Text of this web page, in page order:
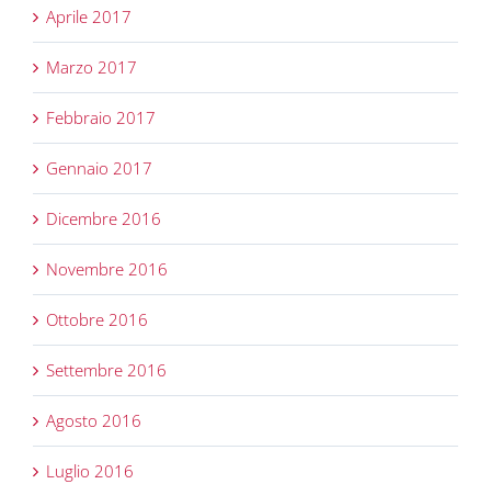
Aprile 2017
Marzo 2017
Febbraio 2017
Gennaio 2017
Dicembre 2016
Novembre 2016
Ottobre 2016
Settembre 2016
Agosto 2016
Luglio 2016